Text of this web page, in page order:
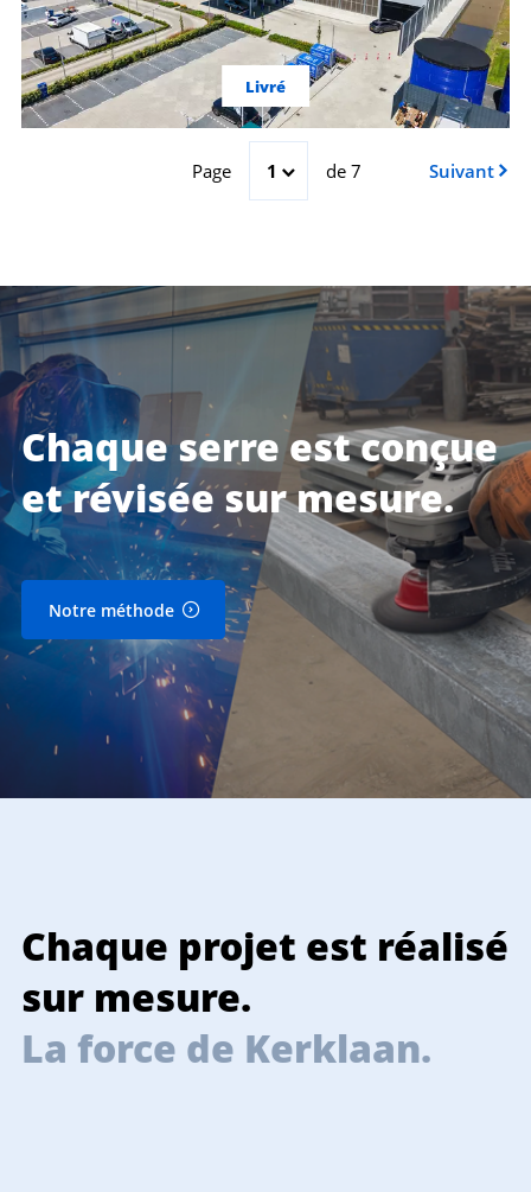
Livré
Page 1 de 7 Suivant
Chaque serre est conçue
et révisée sur mesure.
Notre méthode
Chaque projet est réalisé
sur mesure.
La force de Kerklaan.